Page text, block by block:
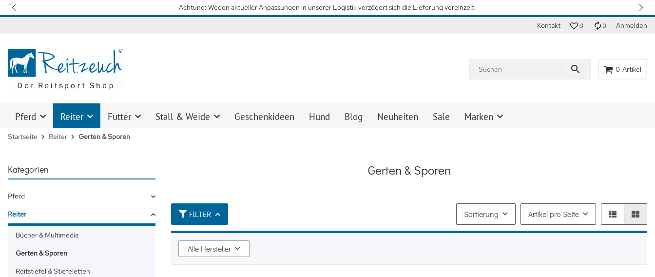
in unserer Logistik verzögert sich die Lieferung vereinzelt. Wir arbeiten mit Hochdruck daran, so schnell wie möglich
Kontakt 0 0 Anmelden
0 Artikel
Pferd Reiter Futter Stall & Weide Geschenkideen Hund Blog Neuheiten Sale Marken
Startseite Reiter Gerten & Sporen
Gerten & Sporen
FILTER Sortierung Artikel pro Seite
Alle Hersteller
Kategorien
Pferd
Reiter
Bücher & Multimedia
Gerten & Sporen
Reitstiefel & Stiefeletten